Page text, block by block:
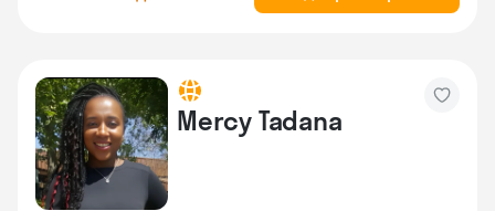
Mercy Tadana